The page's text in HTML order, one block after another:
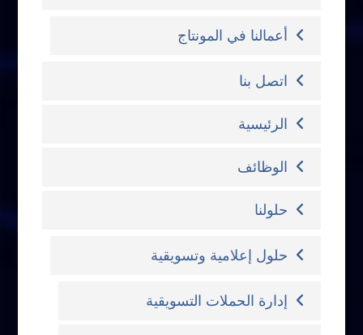
أعمالنا في المونتاج
اتصل بنا
الرئيسية
الوظائف
حلولنا
حلول إعلامية وتسويقية
إدارة الحملات التسويقية